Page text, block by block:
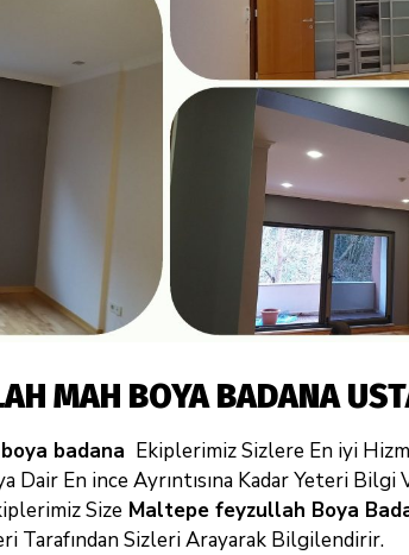
MAH BOYA BADANA
badana Ekiplerimiz Sizlere En iyi
Dair En ince Ayrıntısına Kadar Yeteri
Size Maltepe feyzullah Boya
Tarafından Sizleri Arayarak Bilgilendirir.